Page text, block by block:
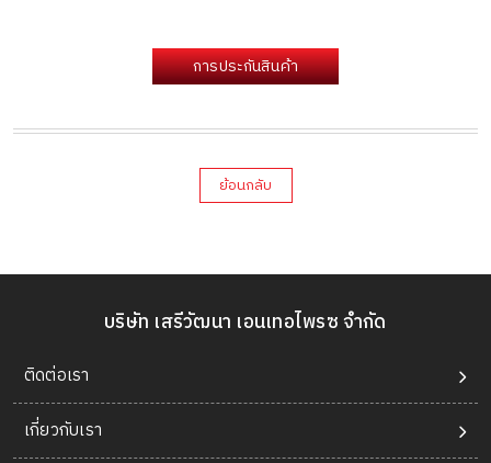
การประกันสินค้า
ย้อนกลับ
บริษัท เสรีวัฒนา เอนเทอไพรซ จำกัด
ติดต่อเรา
เกี่ยวกับเรา